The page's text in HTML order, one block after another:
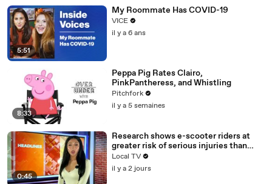
5:51
My Roommate Has COVID-19
VICE
il y a 6 ans
8:33
Peppa Pig Rates Clairo,
PinkPantheress, and Whistling
Pitchfork
il y a 5 semaines
0:45
Research shows e-scooter riders at
greater risk of serious injuries than
cyclists and motorcyclists
Local TV
il y a 2 jours